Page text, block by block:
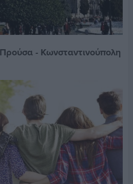
- Κωνσταντινούπολη